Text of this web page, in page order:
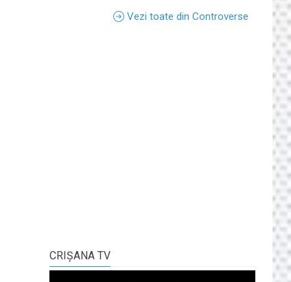
Vezi toate din Controverse
CRIŞANA TV